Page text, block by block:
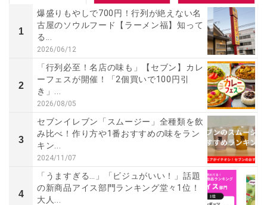
1
爆盛りもやしで700円！行列が絶えない名
古屋のソウルフード【ラーメン福】知って
る...
2026/06/12
2
「行列必至！名店の味も」【セブン】カレ
ーフェスが開催！「2個買いで100円引
き」...
2026/08/05
3
セブンイレブン「スムージー」全種類を飲
み比べ！作り方や1番おすすめの味をラン
キン...
2024/11/07
4
「うますぎる…」「ビジュがいい！」話題
の新商品アイス部門ランキング堂々1位！
大人...